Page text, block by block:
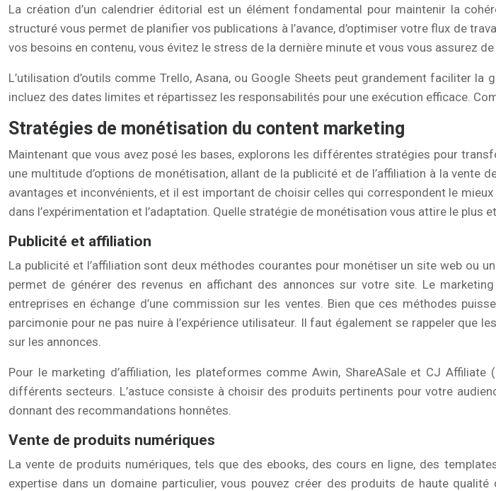
La création d’un calendrier éditorial est un élément fondamental pour maintenir la
structuré vous permet de planifier vos publications à l’avance, d’optimiser votre flux de
vos besoins en contenu, vous évitez le stress de la dernière minute et vous vous assurez
L’utilisation d’outils comme Trello, Asana, ou Google Sheets peut grandement faciliter
incluez des dates limites et répartissez les responsabilités pour une exécution efficace.
Stratégies de monétisation du content marketing
Maintenant que vous avez posé les bases, explorons les différentes stratégies pour
une multitude d’options de monétisation, allant de la publicité et de l’affiliation à la
avantages et inconvénients, et il est important de choisir celles qui correspondent le
dans l’expérimentation et l’adaptation. Quelle stratégie de monétisation vous attire le plus
Publicité et affiliation
La publicité et l’affiliation sont deux méthodes courantes pour monétiser un site web ou
permet de générer des revenus en affichant des annonces sur votre site. Le
entreprises en échange d’une commission sur les ventes. Bien que ces méthodes
parcimonie pour ne pas nuire à l’expérience utilisateur. Il faut également se rappeler
sur les annonces.
Pour le marketing d’affiliation, les plateformes comme Awin, ShareASale et CJ
différents secteurs. L’astuce consiste à choisir des produits pertinents pour votre
donnant des recommandations honnêtes.
Vente de produits numériques
La vente de produits numériques, tels que des ebooks, des cours en ligne, des
expertise dans un domaine particulier, vous pouvez créer des produits de haute